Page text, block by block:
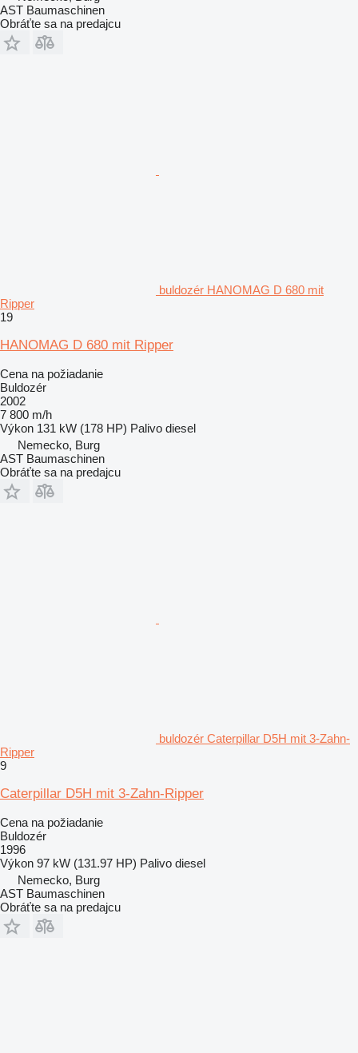
AST Baumaschinen
Obráťte sa na predajcu
buldozér HANOMAG D 680 mit
Ripper
19
HANOMAG D 680 mit Ripper
Cena na požiadanie
Buldozér
2002
7 800 m/h
Výkon 131 kW (178 HP) Palivo diesel
Nemecko, Burg
AST Baumaschinen
Obráťte sa na predajcu
buldozér Caterpillar D5H mit 3-Zahn-
Ripper
9
Caterpillar D5H mit 3-Zahn-Ripper
Cena na požiadanie
Buldozér
1996
Výkon 97 kW (131.97 HP) Palivo diesel
Nemecko, Burg
AST Baumaschinen
Obráťte sa na predajcu